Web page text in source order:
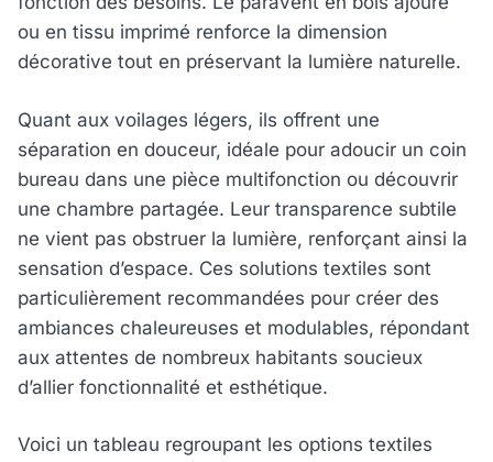
ou en tissu imprimé renforce la dimension
décorative tout en préservant la lumière naturelle.
Quant aux voilages légers, ils offrent une
séparation en douceur, idéale pour adoucir un coin
bureau dans une pièce multifonction ou découvrir
une chambre partagée. Leur transparence subtile
ne vient pas obstruer la lumière, renforçant ainsi la
sensation d’espace. Ces solutions textiles sont
particulièrement recommandées pour créer des
ambiances chaleureuses et modulables, répondant
aux attentes de nombreux habitants soucieux
d’allier fonctionnalité et esthétique.
Voici un tableau regroupant les options textiles